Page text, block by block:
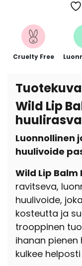
Cruelty Free
Wild Lip
Luonnollinen
huulivoide
Wild Lip
ravitseva,
huulivoide,
kosteutta ja
trooppinen
ihanan
kulkee